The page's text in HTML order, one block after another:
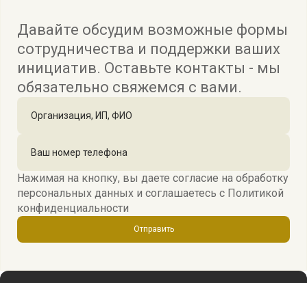
Давайте обсудим возможные формы
сотрудничества и поддержки ваших
инициатив. Оставьте контакты - мы
обязательно свяжемся с вами.
Нажимая на кнопку, вы даете согласие на обработку
персональных данных и соглашаетесь c Политикой
конфиденциальности
Отправить